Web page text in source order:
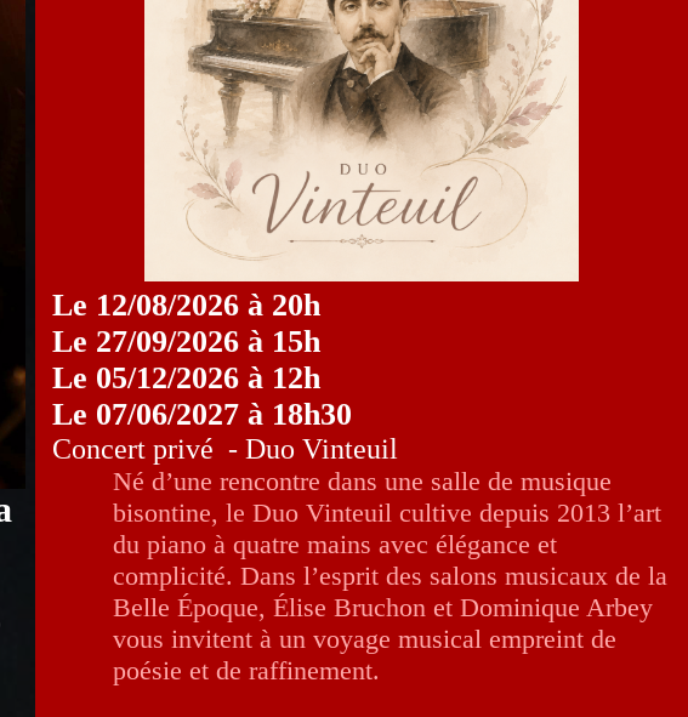
Le 12/08/2026 à 20h
Le 27/09/2026 à 15h
Le 05/12/2026 à 12h
Le 07/06/2027 à 18h30
Concert privé - Duo Vinteuil
Né d’une rencontre dans une salle de musique
bisontine, le Duo Vinteuil cultive depuis 2013 l’art
du piano à quatre mains avec élégance et
complicité. Dans l’esprit des salons musicaux de la
Belle Époque, Élise Bruchon et Dominique Arbey
vous invitent à un voyage musical empreint de
poésie et de raffinement.